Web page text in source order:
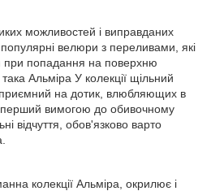
можливостей і виправданих
популярні велюри з переливами, які
при попадання на поверхню
Альміра У колекції щільний
на дотик, влюбляющих в
вимогою до обивочному
відчуття, обов'язково варто
колекції Альміра, окрилює і